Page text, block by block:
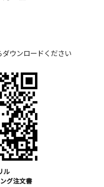
ウンロードください
ル
グ注文書